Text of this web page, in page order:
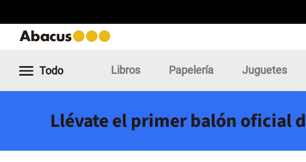
Todo Libros Papelería Juguetes
Llévate el primer balón oficial